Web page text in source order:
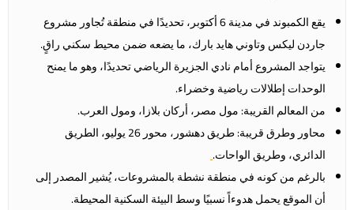
يقع الكمبوند في مدينة 6 أكتوبر، تحديدًا في منطقة تُجاور مشروع
جاردن ليكس وتاوني هايد بارك، ما يضعه ضمن محيط سكني راقٍ.
يتواجد المشروع أمام نادي الجزيرة الرياضي تحديدًا، وهو ما يمنح
الوحدات إطلالات رياضية وخضراء.
من المعالم القريبة: مول مصر، أركان بلازا، ومول العرب.
محاور وطرق قريبة: طريق دهشور، محور 26 يوليو، الطريق
الدائري، وطريق الواحات.
بالرغم من كونه في منطقة نشطة بالمشروعات، يُشير المصدر إلى
أن الموقع يحمل هدوءاً نسبيًا وسط البيئة السكنية المحيطة.